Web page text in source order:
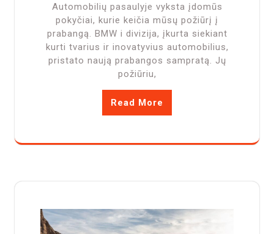
Automobilių pasaulyje vyksta įdomūs
pokyčiai, kurie keičia mūsų požiūrį į
prabangą. BMW i divizija, įkurta siekiant
kurti tvarius ir inovatyvius automobilius,
pristato naują prabangos sampratą. Jų
požiūriu,
Read More